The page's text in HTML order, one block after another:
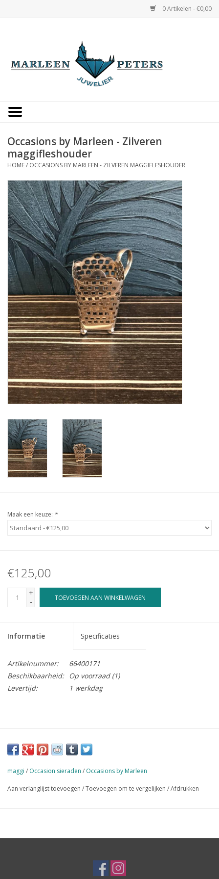
0 Artikelen - €0,00
Occasions
Trouwringen
Overige
Merken
Cadeaukaarten
Occasions by Marleen - Zilveren
maggifleshouder
HOME/ OCCASIONS BY MARLEEN - ZILVEREN MAGGIFLESHOUDER
Maak een keuze: *
€125,00
+
-
TOEVOEGEN AAN WINKELWAGEN
Informatie Specificaties
Artikelnummer:
66400171
Beschikbaarheid:
Op voorraad(1)
Levertijd:
1 werkdag
maggi / Occasion sieraden / Occasions by Marleen
Aan verlanglijst toevoegen /Toevoegen om te vergelijken /Afdrukken